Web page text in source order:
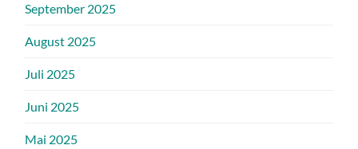
September 2025
August 2025
Juli 2025
Juni 2025
Mai 2025